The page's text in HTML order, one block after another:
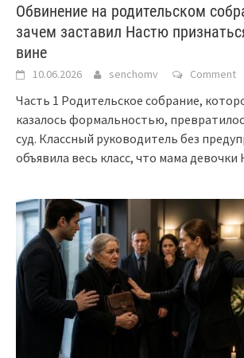
Обвинение на родительском
зачем заставил Настю
вине
10.06.2026 senchomv Comment
Часть 1 Родительское собрание,
казалось формальностью,
суд. Классный руководитель без
объявила весь класс, что мама девочки